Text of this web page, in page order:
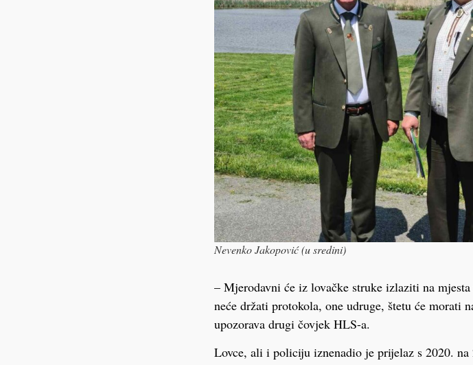
Nevenko Jakopović (u sredini)
– Mjerodavni će iz lovačke struke izlaziti na
neće držati protokola, one udruge, štetu će
upozorava drugi čovjek HLS-a.
Lovce, ali i policiju iznenadio je prijelaz s 2020.